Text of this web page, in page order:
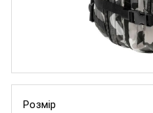
Розмір